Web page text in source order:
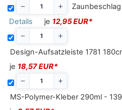
Details
je 12,95 EUR*
Design-Aufsatzleiste 1781
je 18,57 EUR*
MS-Polymer-Kleber 290ml -